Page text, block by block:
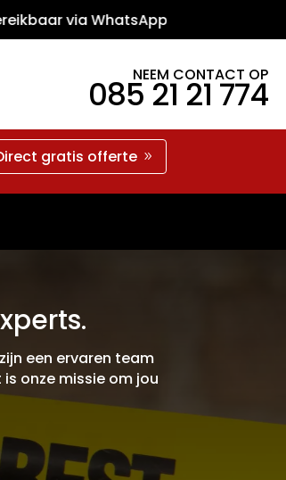
via WhatsApp •
NEEM CONTACT OP
085 21 21 774
gratis offerte
een ervaren team
onze missie om jou